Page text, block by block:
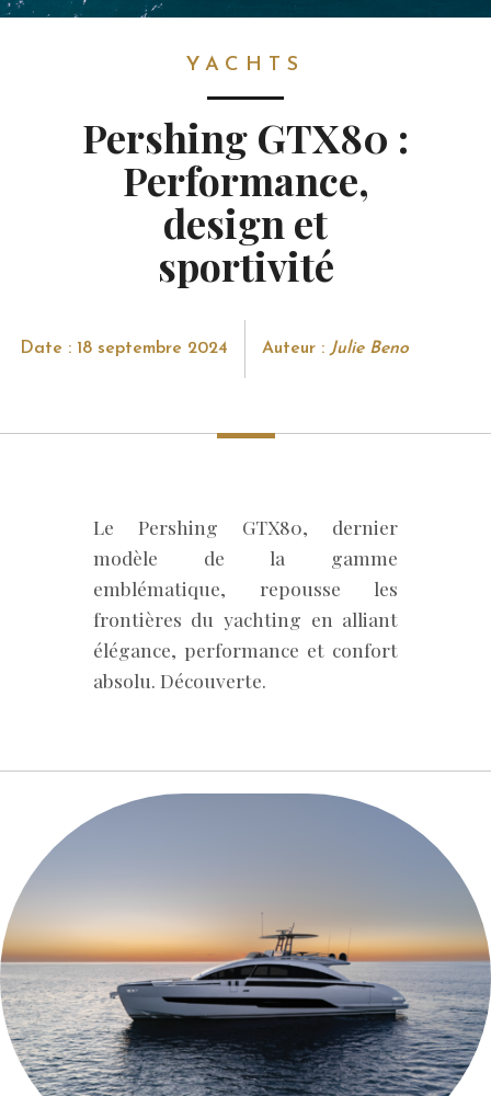
YACHTS
Pershing GTX80 :
Performance,
design et
sportivité
Date : 18 septembre 2024 Auteur : Julie Beno
Le Pershing GTX80, dernier
modèle de la gamme
emblématique, repousse les
frontières du yachting en alliant
élégance, performance et confort
absolu. Découverte.